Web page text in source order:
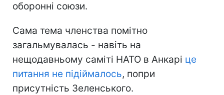
оборонні союзи.
Сама тема членства помітно
загальмувалась - навіть на
нещодавньому саміті НАТО в Анкарі це
питання не підіймалось, попри
присутність Зеленського.